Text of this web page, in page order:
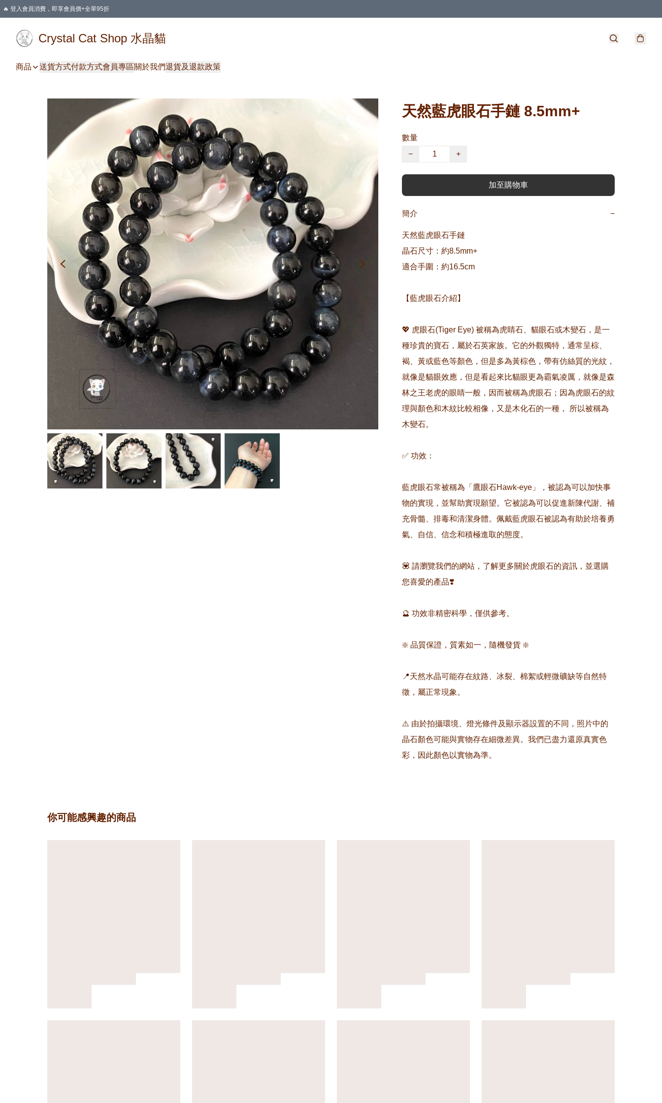
🔥 登入會員消費，即享會員價+全單95折
Crystal Cat Shop 水晶貓
商品 送貨方式付款方式會員專區關於我們退貨及退款政策
天然藍虎眼石手鏈 8.5mm+
數量
−
+
加至購物車
簡介 −
天然藍虎眼石手鏈
晶石尺寸：約8.5mm+
適合手圍：約16.5cm
【藍虎眼石介紹】
💖 虎眼石(Tiger Eye) 被稱為虎睛石、貓眼石或木變石，是一
種珍貴的寶石，屬於石英家族。它的外觀獨特，通常呈棕、
褐、黃或藍色等顏色，但是多為黃棕色，帶有仿絲質的光紋，
就像是貓眼效應，但是看起來比貓眼更為霸氣凌厲，就像是森
林之王老虎的眼睛一般，因而被稱為虎眼石；因為虎眼石的紋
理與顏色和木紋比較相像，又是木化石的一種， 所以被稱為
木變石。
✅ 功效：
藍虎眼石常被稱為「鷹眼石Hawk-eye」，被認為可以加快事
物的實現，並幫助實現願望。它被認為可以促進新陳代謝、補
充骨髓、排毒和清潔身體。佩戴藍虎眼石被認為有助於培養勇
氣、自信、信念和積極進取的態度。
💟 請瀏覽我們的網站，了解更多關於虎眼石的資訊，並選購
您喜愛的產品❣️
🔮 功效非精密科學，僅供參考。
❇️ 品質保證，質素如一，隨機發貨 ❇️
📍天然水晶可能存在紋路、冰裂、棉絮或輕微礦缺等自然特
徵，屬正常現象。
⚠️ 由於拍攝環境、燈光條件及顯示器設置的不同，照片中的
晶石顏色可能與實物存在細微差異。我們已盡力還原真實色
彩，因此顏色以實物為準。
你可能感興趣的商品